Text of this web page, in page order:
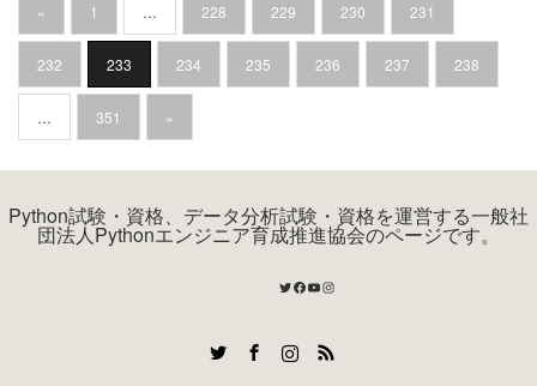
« 1 … 228 229 230 231
232 233 234 235 236 237 238
… 351 »
Python試験・資格、データ分析試験・資格を運営する一般社
団法人Pythonエンジニア育成推進協会のページです。
Twitter
Facebook
YouTube
Instagram
RSS